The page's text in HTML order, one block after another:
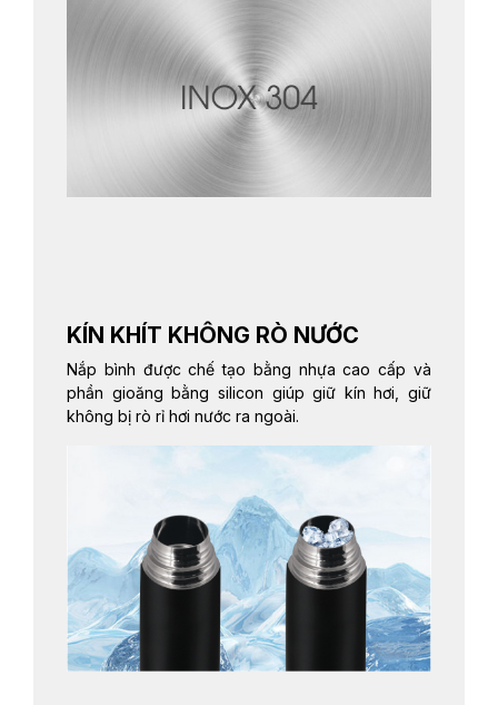
KÍN KHÍT KHÔNG RÒ NƯỚC
Nắp bình được chế tạo bằng nhựa cao cấp và
phần gioăng bằng silicon giúp giữ kín hơi, giữ
không bị rò rỉ hơi nước ra ngoài.